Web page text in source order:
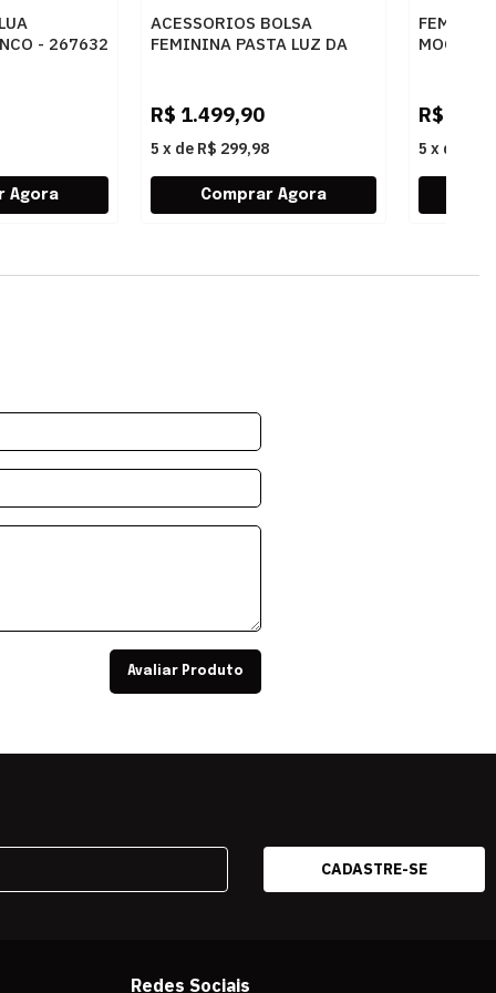
- 267632
ACESSORIOS BOLSA
FEMININA PASTA LUZ DA
R$ 1.499,90
5 x de R$ 299,98
R$
5 x de
Avaliar Produto
Redes Sociais